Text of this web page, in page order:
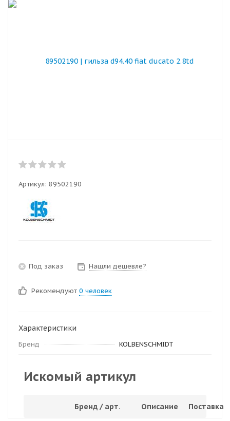
Артикул: 89502190
Под заказ Нашли дешевле?
Рекомендуют 0 человек
Характеристики
Бренд KOLBENSCHMIDT
Искомый артикул
Бренд / арт. Описание Поставка